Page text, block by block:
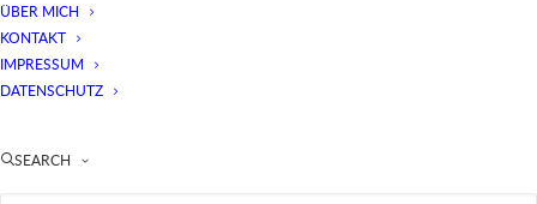
ÜBER MICH
KONTAKT
IMPRESSUM
DATENSCHUTZ
SEARCH